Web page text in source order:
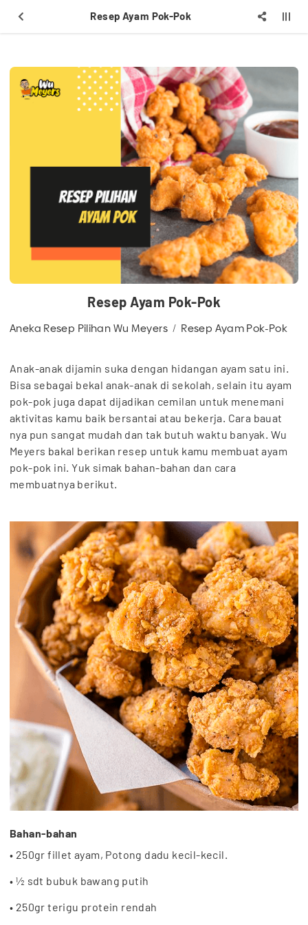
Resep Ayam Pok-Pok
Resep Ayam Pok-Pok
Aneka Resep Pilihan Wu Meyers Resep Ayam Pok-Pok
Anak-anak dijamin suka dengan hidangan ayam satu ini.
Bisa sebagai bekal anak-anak di sekolah, selain itu ayam
pok-pok juga dapat dijadikan cemilan untuk menemani
aktivitas kamu baik bersantai atau bekerja. Cara bauat
nya pun sangat mudah dan tak butuh waktu banyak. Wu
Meyers bakal berikan resep untuk kamu membuat ayam
pok-pok ini. Yuk simak bahan-bahan dan cara
membuatnya berikut.
Bahan-bahan
• 250gr fillet ayam, Potong dadu kecil-kecil.
• ½ sdt bubuk bawang putih
• 250gr terigu protein rendah